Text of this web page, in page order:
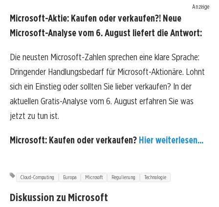
Anzeige
Microsoft-Aktie: Kaufen oder verkaufen?! Neue
Microsoft-Analyse vom 6. August liefert die Antwort:
Die neusten Microsoft-Zahlen sprechen eine klare Sprache:
Dringender Handlungsbedarf für Microsoft-Aktionäre. Lohnt
sich ein Einstieg oder sollten Sie lieber verkaufen? In der
aktuellen Gratis-Analyse vom 6. August erfahren Sie was
jetzt zu tun ist.
Microsoft: Kaufen oder verkaufen? Hier weiterlesen...
Cloud-Computing Europa Microsoft Regulierung Technologie
Diskussion zu Microsoft